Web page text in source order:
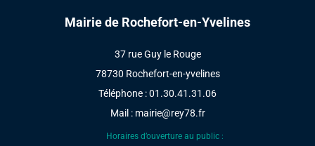
Mairie de Rochefort-en-Yvelines
37 rue Guy le Rouge
78730 Rochefort-en-yvelines
Téléphone : 01.30.41.31.06
Mail : mairie@rey78.fr
Horaires d’ouverture au public :